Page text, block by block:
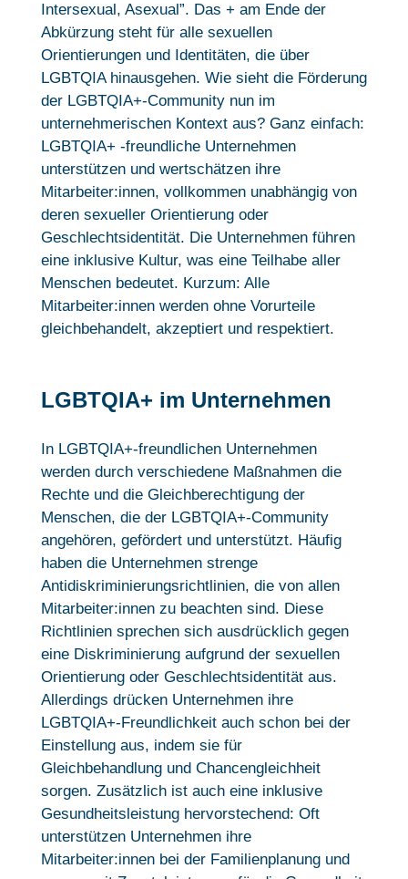
Intersexual, Asexual”. Das + am Ende der
Abkürzung steht für alle sexuellen
Orientierungen und Identitäten, die über
LGBTQIA hinausgehen. Wie sieht die Förderung
der LGBTQIA+-Community nun im
unternehmerischen Kontext aus? Ganz einfach:
LGBTQIA+ -freundliche Unternehmen
unterstützen und wertschätzen ihre
Mitarbeiter:innen, vollkommen unabhängig von
deren sexueller Orientierung oder
Geschlechtsidentität. Die Unternehmen führen
eine inklusive Kultur, was eine Teilhabe aller
Menschen bedeutet. Kurzum: Alle
Mitarbeiter:innen werden ohne Vorurteile
gleichbehandelt, akzeptiert und respektiert.
LGBTQIA+ im Unternehmen
In LGBTQIA+-freundlichen Unternehmen
werden durch verschiedene Maßnahmen die
Rechte und die Gleichberechtigung der
Menschen, die der LGBTQIA+-Community
angehören, gefördert und unterstützt. Häufig
haben die Unternehmen strenge
Antidiskriminierungsrichtlinien, die von allen
Mitarbeiter:innen zu beachten sind. Diese
Richtlinien sprechen sich ausdrücklich gegen
eine Diskriminierung aufgrund der sexuellen
Orientierung oder Geschlechtsidentität aus.
Allerdings drücken Unternehmen ihre
LGBTQIA+-Freundlichkeit auch schon bei der
Einstellung aus, indem sie für
Gleichbehandlung und Chancengleichheit
sorgen. Zusätzlich ist auch eine inklusive
Gesundheitsleistung hervorstechend: Oft
unterstützen Unternehmen ihre
Mitarbeiter:innen bei der Familienplanung und